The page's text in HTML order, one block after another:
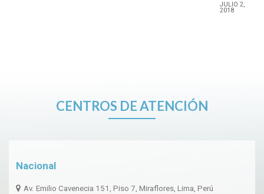
JULIO 2,
2018
CENTROS DE ATENCIÓN
Nacional
Av. Emilio Cavenecia 151, Piso 7, Miraflores, Lima, Perú